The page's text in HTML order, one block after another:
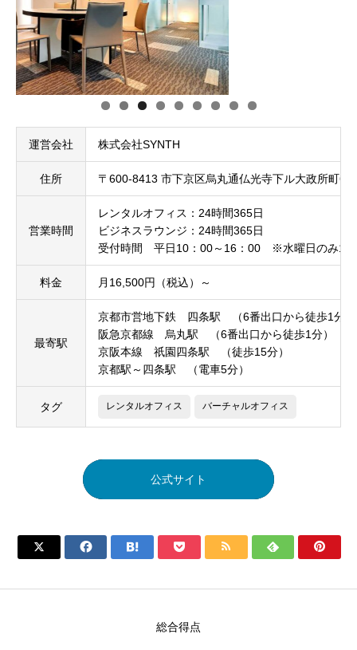
運営会社 株式会社SYNTH
住所 〒600-8413 市下京区烏丸通仏光寺下ル大政所町
営業時間
レンタルオフィス：24時間365日
ビジネスラウンジ：24時間365日
受付時間 平日10：00～16：00 ※水曜日のみ13
料金 月16,500円（税込）～
最寄駅
京都市営地下鉄 四条駅 （6番出口から徒歩1分）
阪急京都線 烏丸駅 （6番出口から徒歩1分）
京阪本線 祇園四条駅 （徒歩15分）
京都駅～四条駅 （電車5分）
タグ レンタルオフィス バーチャルオフィス
公式サイト
      
総合得点